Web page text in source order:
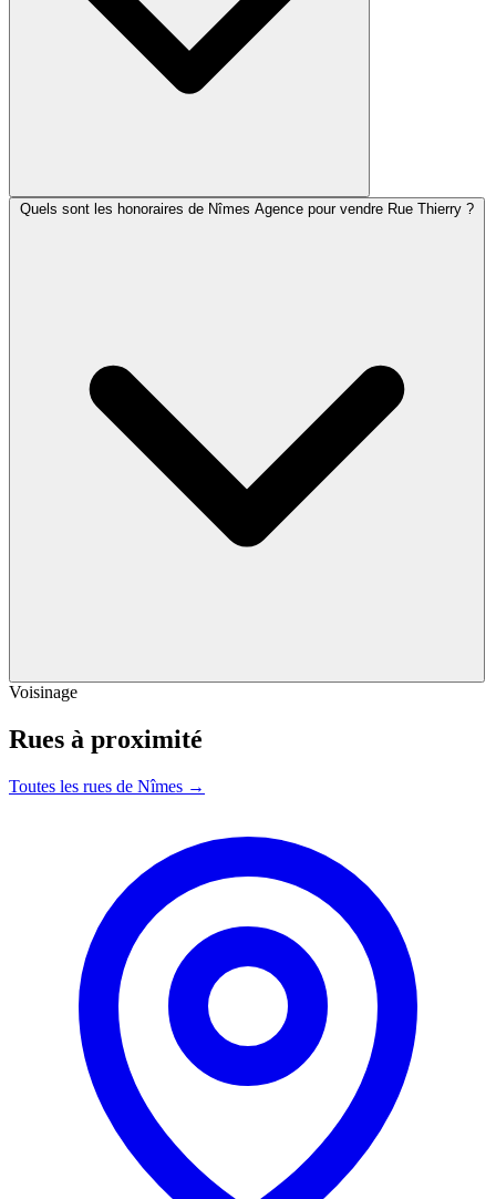
Quels sont les honoraires de Nîmes Agence pour vendre Rue Thierry ?
Voisinage
Rues à proximité
Toutes les rues de Nîmes →